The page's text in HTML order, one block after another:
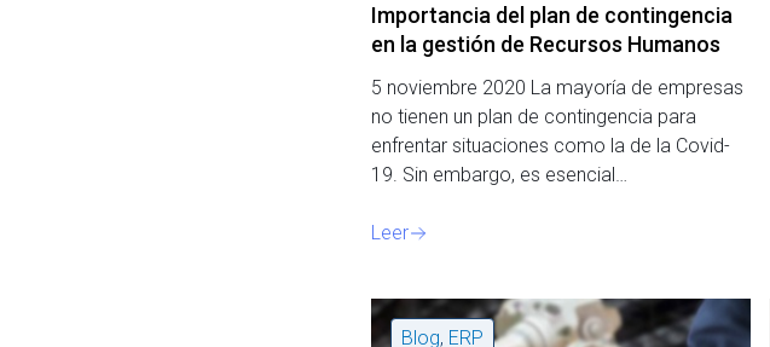
Importancia del plan de contingencia
en la gestión de Recursos Humanos
5 noviembre 2020 La mayoría de empresas
no tienen un plan de contingencia para
enfrentar situaciones como la de la Covid-
19. Sin embargo, es esencial…
Leer
Blog, ERP